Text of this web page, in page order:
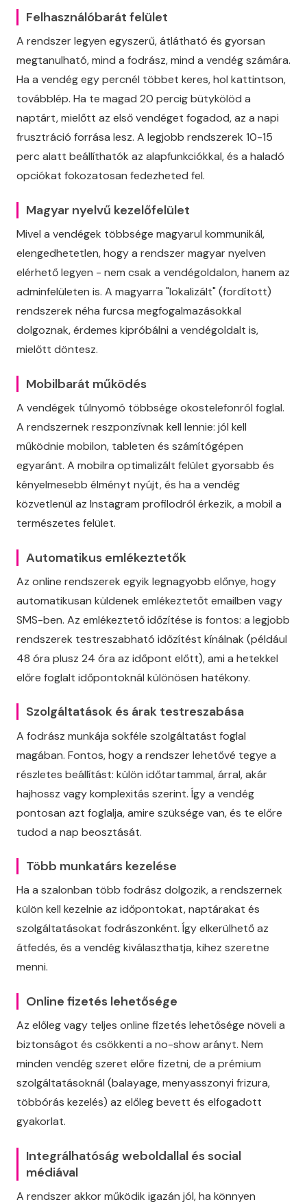
Felhasználóbarát felület
A rendszer legyen egyszerű, átlátható és gyorsan
megtanulható, mind a fodrász, mind a vendég számára.
Ha a vendég egy percnél többet keres, hol kattintson,
továbblép. Ha te magad 20 percig bütykölöd a
naptárt, mielőtt az első vendéget fogadod, az a napi
frusztráció forrása lesz. A legjobb rendszerek 10-15
perc alatt beállíthatók az alapfunkciókkal, és a haladó
opciókat fokozatosan fedezheted fel.
Magyar nyelvű kezelőfelület
Mivel a vendégek többsége magyarul kommunikál,
elengedhetetlen, hogy a rendszer magyar nyelven
elérhető legyen - nem csak a vendégoldalon, hanem az
adminfelületen is. A magyarra "lokalizált" (fordított)
rendszerek néha furcsa megfogalmazásokkal
dolgoznak, érdemes kipróbálni a vendégoldalt is,
mielőtt döntesz.
Mobilbarát működés
A vendégek túlnyomó többsége okostelefonról foglal.
A rendszernek reszponzívnak kell lennie: jól kell
működnie mobilon, tableten és számítógépen
egyaránt. A mobilra optimalizált felület gyorsabb és
kényelmesebb élményt nyújt, és ha a vendég
közvetlenül az Instagram profilodról érkezik, a mobil a
természetes felület.
Automatikus emlékeztetők
Az online rendszerek egyik legnagyobb előnye, hogy
automatikusan küldenek emlékeztetőt emailben vagy
SMS-ben. Az emlékeztető időzítése is fontos: a legjobb
rendszerek testreszabható időzítést kínálnak (például
48 óra plusz 24 óra az időpont előtt), ami a hetekkel
előre foglalt időpontoknál különösen hatékony.
Szolgáltatások és árak testreszabása
A fodrász munkája sokféle szolgáltatást foglal
magában. Fontos, hogy a rendszer lehetővé tegye a
részletes beállítást: külön időtartammal, árral, akár
hajhossz vagy komplexitás szerint. Így a vendég
pontosan azt foglalja, amire szüksége van, és te előre
tudod a nap beosztását.
Több munkatárs kezelése
Ha a szalonban több fodrász dolgozik, a rendszernek
külön kell kezelnie az időpontokat, naptárakat és
szolgáltatásokat fodrászonként. Így elkerülhető az
átfedés, és a vendég kiválaszthatja, kihez szeretne
menni.
Online fizetés lehetősége
Az előleg vagy teljes online fizetés lehetősége növeli a
biztonságot és csökkenti a no-show arányt. Nem
minden vendég szeret előre fizetni, de a prémium
szolgáltatásoknál (balayage, menyasszonyi frizura,
többórás kezelés) az előleg bevett és elfogadott
gyakorlat.
Integrálhatóság weboldallal és social
médiával
A rendszer akkor működik igazán jól, ha könnyen